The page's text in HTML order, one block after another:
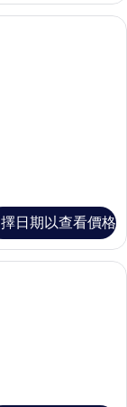
房內保險箱、遮光布/
日期以查看價格
遮光布/窗簾、隔音、